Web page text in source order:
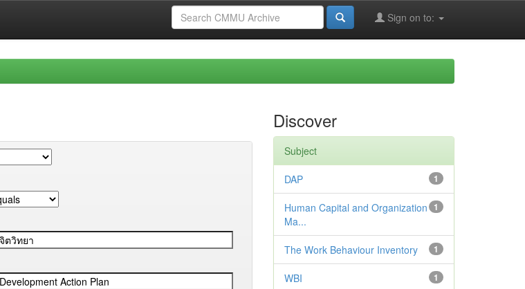
Sign on to:
Discover
Subject
1
DAP
1
Human Capital and Organization
Ma...
1
The Work Behaviour Inventory
1
WBI